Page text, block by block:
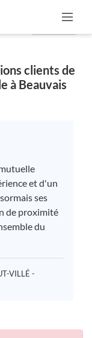
clients de
à Beauvais
et d'un
ses
de proximité
du
VILLÉ -